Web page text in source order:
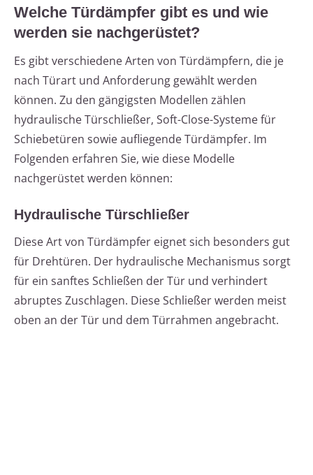
Welche Türdämpfer gibt es und wie
werden sie nachgerüstet?
Es gibt verschiedene Arten von Türdämpfern, die je
nach Türart und Anforderung gewählt werden
können. Zu den gängigsten Modellen zählen
hydraulische Türschließer, Soft-Close-Systeme für
Schiebetüren sowie aufliegende Türdämpfer. Im
Folgenden erfahren Sie, wie diese Modelle
nachgerüstet werden können:
Hydraulische Türschließer
Diese Art von Türdämpfer eignet sich besonders gut
für Drehtüren. Der hydraulische Mechanismus sorgt
für ein sanftes Schließen der Tür und verhindert
abruptes Zuschlagen. Diese Schließer werden meist
oben an der Tür und dem Türrahmen angebracht.